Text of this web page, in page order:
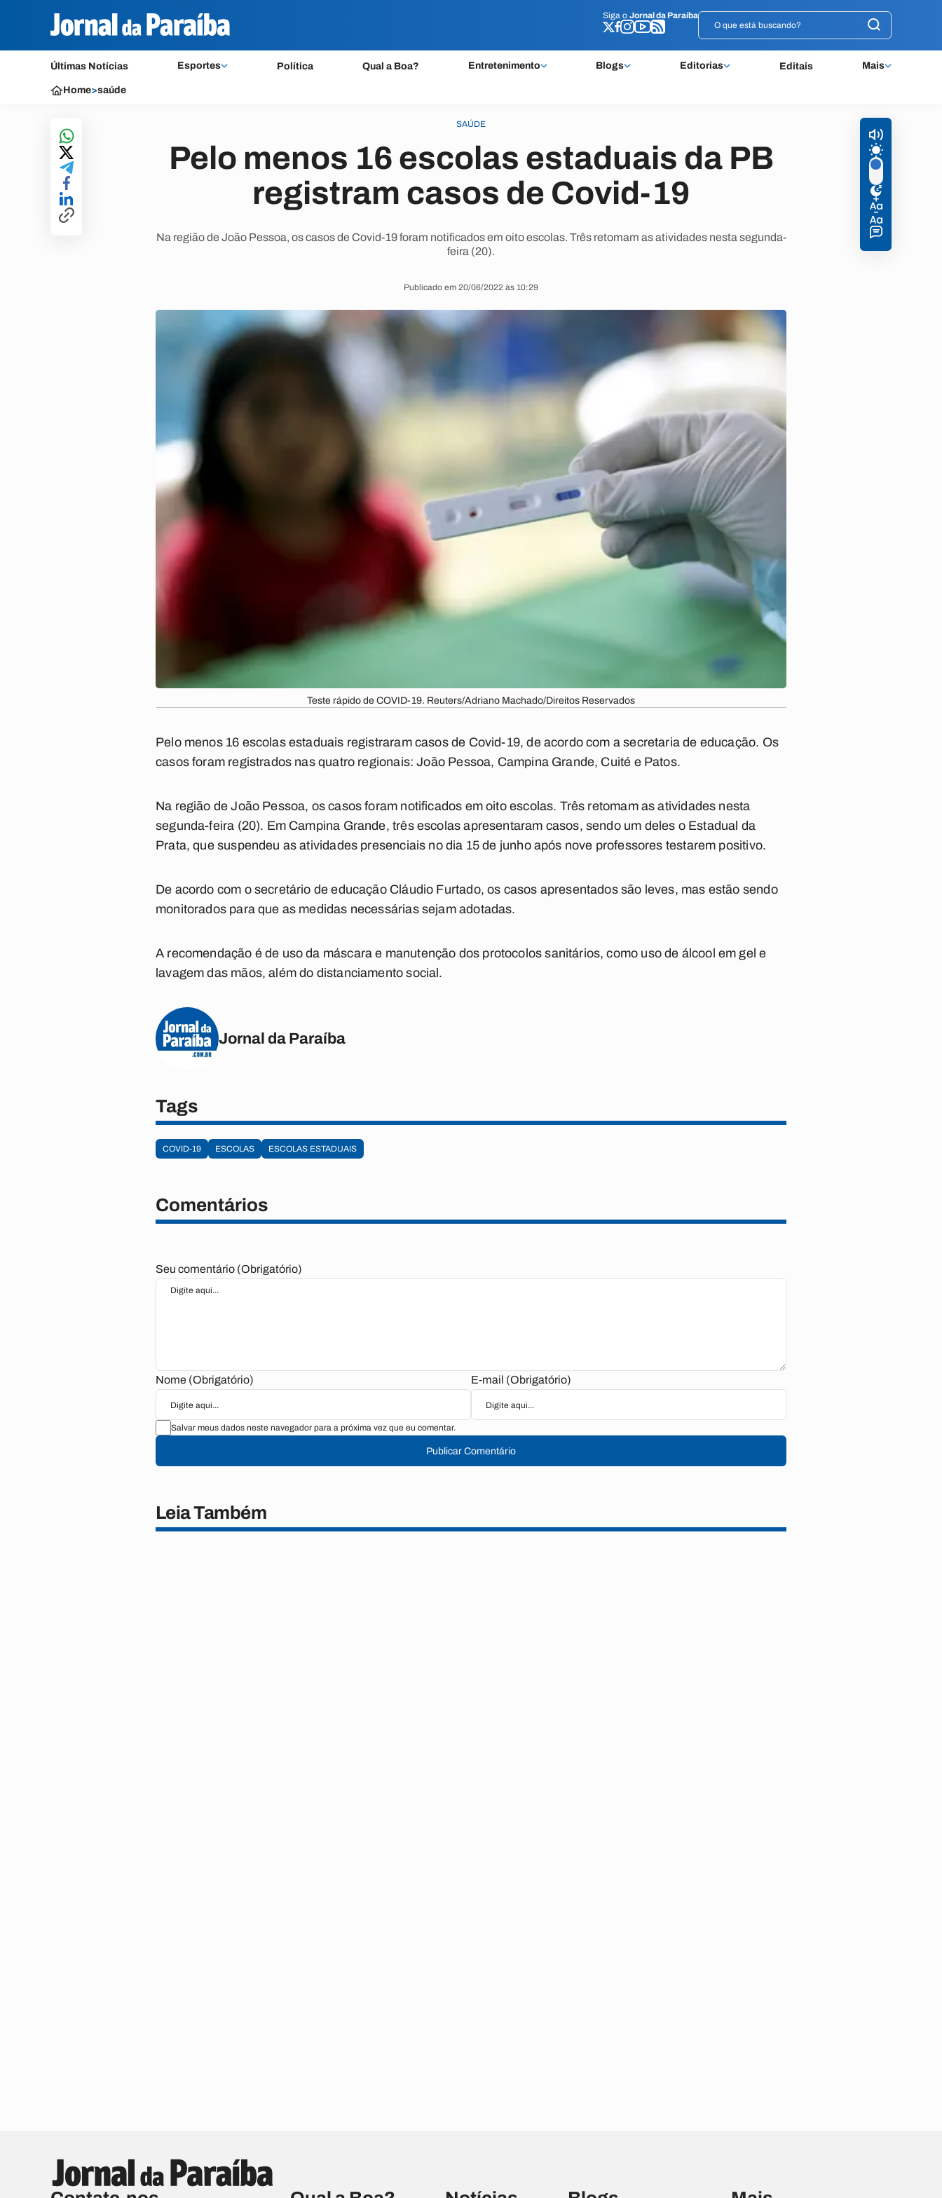
Siga o Jornal da Paraíba
Últimas Notícias Esportes Política Qual a Boa? Entretenimento Blogs Editorias Editais Mais
Siga o Jornal da Paraíba
Home>saúde
SAÚDE
Pelo menos 16 escolas estaduais da PB
registram casos de Covid-19
Na região de João Pessoa, os casos de Covid-19 foram notificados em oito escolas. Três retomam as atividades nesta segunda-
feira (20).
Publicado em 20/06/2022 às 10:29
Teste rápido de COVID-19. Reuters/Adriano Machado/Direitos Reservados
Pelo menos 16 escolas estaduais registraram casos de Covid-19, de acordo com a secretaria de educação. Os
casos foram registrados nas quatro regionais: João Pessoa, Campina Grande, Cuité e Patos.
Na região de João Pessoa, os casos foram notificados em oito escolas. Três retomam as atividades nesta
segunda-feira (20). Em Campina Grande, três escolas apresentaram casos, sendo um deles o Estadual da
Prata, que suspendeu as atividades presenciais no dia 15 de junho após nove professores testarem positivo.
De acordo com o secretário de educação Cláudio Furtado, os casos apresentados são leves, mas estão sendo
monitorados para que as medidas necessárias sejam adotadas.
A recomendação é de uso da máscara e manutenção dos protocolos sanitários, como uso de álcool em gel e
lavagem das mãos, além do distanciamento social.
Jornal da Paraíba
Tags
COVID-19 ESCOLAS ESCOLAS ESTADUAIS
Comentários
Seu comentário (Obrigatório)
Nome (Obrigatório) E-mail (Obrigatório)
Salvar meus dados neste navegador para a próxima vez que eu comentar.
Publicar Comentário
Leia Também